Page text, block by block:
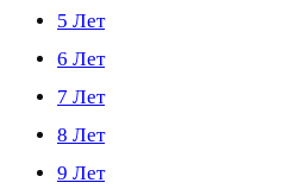
5 Лет
6 Лет
7 Лет
8 Лет
9 Лет